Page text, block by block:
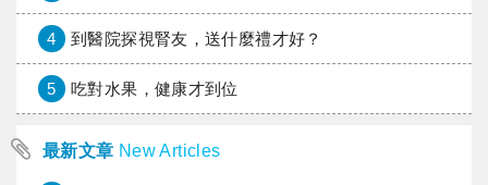
4 到醫院探視腎友，送什麼禮才好？
5 吃對水果，健康才到位
最新文章 New Articles